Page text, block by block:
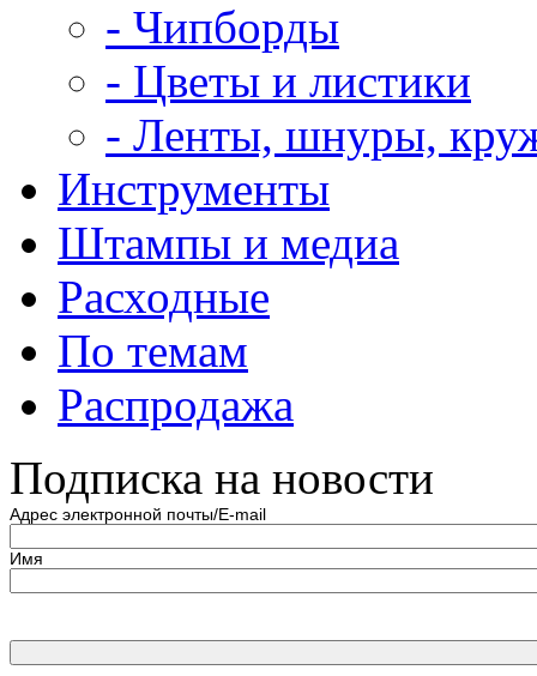
- Чипборды
- Цветы и листики
- Ленты, шнуры,
Инструменты
Штампы и медиа
Расходные
По темам
Распродажа
Подписка на новости
Адрес электронной почты/E-mail
Имя